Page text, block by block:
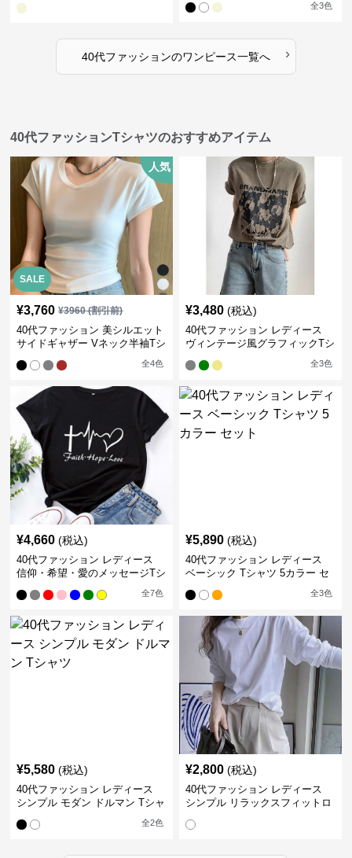
全3色
40代ファッションのワンピース一覧へ ›
40代ファッションTシャツのおすすめアイテム
SALE
人気
¥3,760 ¥3960(割引前)
40代ファッション 美シルエット
サイドギャザー Vネック半袖Tシ
全4色
¥3,480 (税込)
40代ファッション レディース
ヴィンテージ風グラフィックTシ
全3色
¥4,660 (税込)
40代ファッション レディース
信仰・希望・愛のメッセージTシ
全7色
¥5,890 (税込)
40代ファッション レディース
ベーシック Tシャツ 5カラー セ
全3色
¥5,580 (税込)
40代ファッション レディース
シンプル モダン ドルマン Tシャ
全2色
¥2,800 (税込)
40代ファッション レディース
シンプル リラックスフィットロ